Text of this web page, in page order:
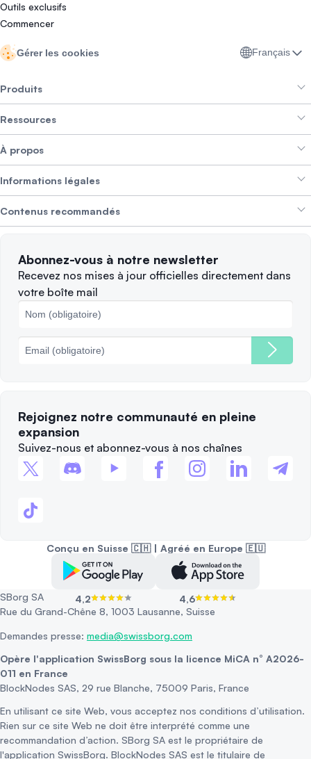
Outils exclusifs
Commencer
Gérer les cookies Français
Produits
Smart Exchange
Crypto Bundles
Gagner des revenus
Alpha Deals
Ressources
Aide et support
Brand kit
À propos
À propos de SwissBorg
Offres d’emploi NOUS RECRUTONS
Informations légales
Politique de confidentialité
Plaintes
Politique des cookies
Contenus recommandés
Quand vendre ?
Principales blockchains
Abonnez-vous à notre newsletter
Recevez nos mises à jour officielles directement dans
votre boîte mail
Rejoignez notre communauté en pleine
expansion
Suivez-nous et abonnez-vous à nos chaînes
Conçu en Suisse 🇨🇭 | Agréé en Europe 🇪🇺
4,2 4,6
SBorg SA
Rue du Grand-Chêne 8, 1003 Lausanne, Suisse
Demandes presse: media@swissborg.com
Opère l'application SwissBorg sous la licence MiCA n° A2026-
011 en France
BlockNodes SAS, 29 rue Blanche, 75009 Paris, France
En utilisant ce site Web, vous acceptez nos conditions d’utilisation.
Rien sur ce site Web ne doit être interprété comme une
recommandation d’action. SBorg SA est le propriétaire de
l'application SwissBorg. BlockNodes SAS est le titulaire de